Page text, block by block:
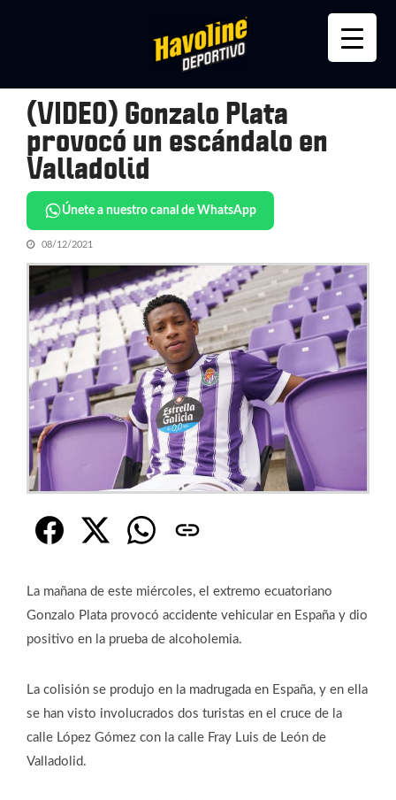
(VIDEO) Gonzalo Plata
provocó un escándalo en
Valladolid
Únete a nuestro canal de WhatsApp
08/12/2021
La mañana de este miércoles, el extremo ecuatoriano
Gonzalo Plata provocó accidente vehicular en España y dio
positivo en la prueba de alcoholemia.
La colisión se produjo en la madrugada en España, y en ella
se han visto involucrados dos turistas en el cruce de la
calle López Gómez con la calle Fray Luis de León de
Valladolid.